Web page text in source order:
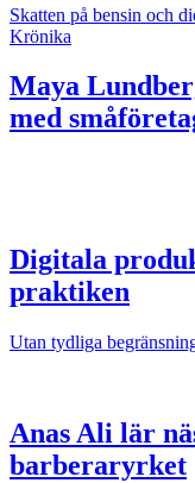
Skatten på bensin och
Krönika
Maya
med
Digitala
praktiken
Utan tydliga
Anas Ali lär
barberaryrket